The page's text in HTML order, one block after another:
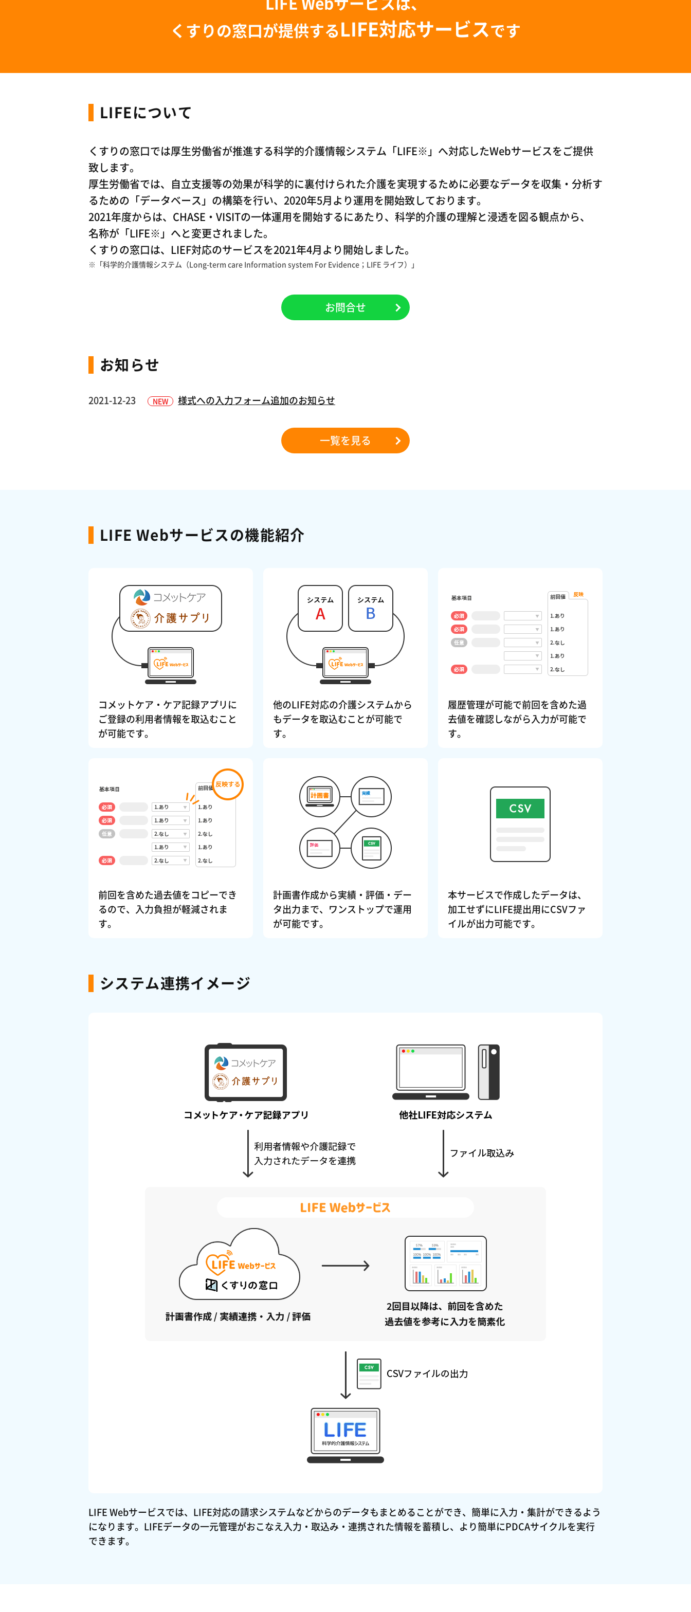
LIFE Webサービスは、
くすりの窓口が提供する LIFE対応サービス です
LIFEについて
くすりの窓口では厚生労働省が推進する科学的介護情報システム「LIFE※」へ対応したWebサービスをご提供
致します。
厚生労働省では、自立支援等の効果が科学的に裏付けられた介護を実現するために必要なデータを収集・分析す
るための「データベース」の構築を行い、2020年5月より運用を開始致しております。
2021年度からは、CHASE・VISITの一体運用を開始するにあたり、科学的介護の理解と浸透を図る観点から、
名称が「LIFE※」へと変更されました。
くすりの窓口は、LIEF対応のサービスを2021年4月より開始しました。
※「科学的介護情報システム（Long-term care Information system For Evidence；LIFE ライフ）」
お問合せ
お知らせ
2021-12-23 様式への入力フォーム追加のお知らせ
一覧を見る
LIFE Webサービスの機能紹介
コメットケア・ケア記録アプリに
ご登録の利用者情報を取込むこと
が可能です。
他のLIFE対応の介護システムから
もデータを取込むことが可能で
す。
履歴管理が可能で前回を含めた過
去値を確認しながら入力が可能で
す。
前回を含めた過去値をコピーでき
るので、入力負担が軽減されま
す。
計画書作成から実績・評価・デー
タ出力まで、ワンストップで運用
が可能です。
本サービスで作成したデータは、
加工せずにLIFE提出用にCSVファ
イルが出力可能です。
システム連携イメージ
LIFE Webサービスでは、LIFE対応の請求システムなどからのデータもまとめることができ、簡単に入力・集計ができるよう
になります。LIFEデータの一元管理がおこなえ入力・取込み・連携された情報を蓄積し、より簡単にPDCAサイクルを実行
できます。